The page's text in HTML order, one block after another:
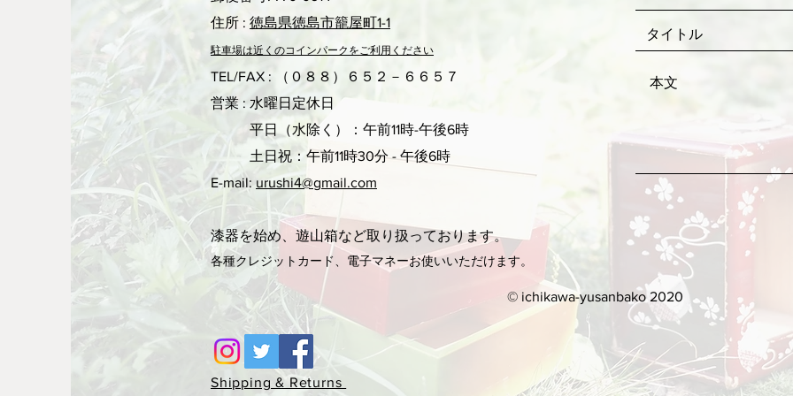
住所 : 徳島県徳島市籠屋町1-1
駐車場は近くのコ インパークをご利用ください
TEL/FAX : （０８８）６５２－６６５７
営業 : 水曜日定休日
平日（水除く）：午前11時-午後6時
土日祝：午前11時30分 - 午後6時
E-mail: urushi4@gmail.com
漆器を始め、遊山箱など取り扱っております。
各種クレジットカード、電子マネーお使いいただけます。
Shipping & Returns
© ichikawa-yusanbako 2020